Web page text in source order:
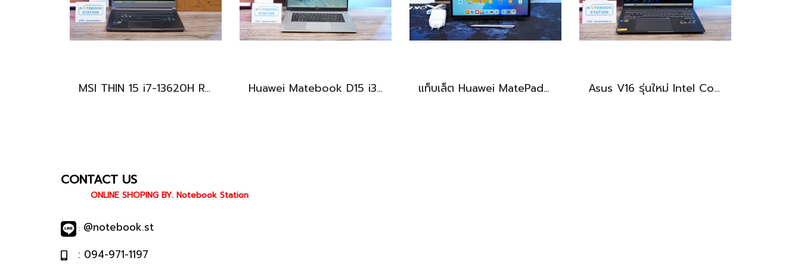
MSI THIN 15 i7-13620H RTX-2050(4GB) Ram8 SSD512 จอ15.6 FHD 144Hz สเปคเกมมิ่ง คีย์บอร์ดไฟสีฟ้า ดีไซน์เรียบหรู น้ำหนักเบาไม่ถึง2kg เครื่องมีประกันศูนย์พร้อมใช้งานในราคาสุดคุ้มเพียง 18,500.-เท่านั้น Huawei Matebook D15 i3-10110U Ram8 256GB M.2 จอ15.6นิ้ว FHD IPS 60hz สเปคทำงานทั่วไป หน้าจอใหญ่ ดีไซน์เครื่องบางเบา เครื่องพร้อมใช้งาน ขายถูกเพียง 6,990.-เท่านั้น แท็บเล็ต Huawei MatePad 11.5 Wi-Fi (6+128) Midnight Grey มีปากกามาให้ พร้อมใช้งาน ราคาเพียง 6,490.- Asus V16 รุ่นใหม่ Intel Core5-210H RTX-4050(6GB) Ram16 512GB M.2 จอ16นิ้ว WUXGA 144Hz จอสวย สเปคสูง ดีไซน์ตัวเครื่องเรียบสวยดูทันสมัย พร้แมประกันศูนย์ยาวๆถึงปี2028 ขายในราคาสุดตุ้มเพียง 25,990.-เท่านั้น
CONTACT US
ONLINE SHOPING BY. Notebook Station
: @notebook.st
: 094-971-1197